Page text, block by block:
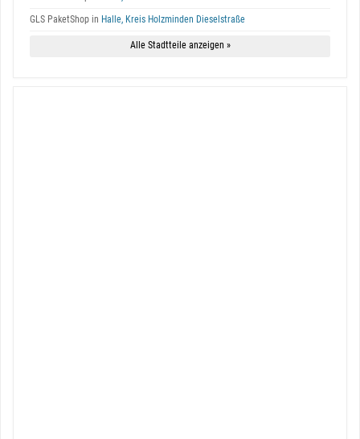
GLS PaketShop in Halle, Kreis Holzminden Dieselstraße
Alle Stadtteile anzeigen »